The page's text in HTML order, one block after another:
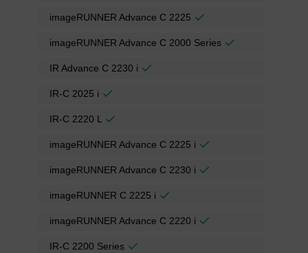
imageRUNNER Advance C 2225
imageRUNNER Advance C 2000 Series
IR Advance C 2230 i
IR-C 2025 i
IR-C 2220 L
imageRUNNER Advance C 2225 i
imageRUNNER Advance C 2230 i
imageRUNNER C 2225 i
imageRUNNER Advance C 2220 i
IR-C 2200 Series